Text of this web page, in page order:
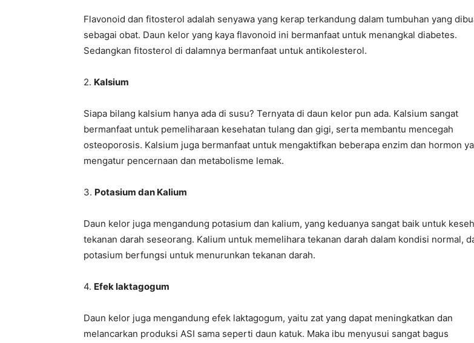
Flavonoid dan fitosterol adalah senyawa yang kerap terkandung dalam tumbuhan yang
sebagai obat. Daun kelor yang kaya flavonoid ini bermanfaat untuk menangkal diabetes.
Sedangkan fitosterol di dalamnya bermanfaat untuk antikolesterol.
2. Kalsium
Siapa bilang kalsium hanya ada di susu? Ternyata di daun kelor pun ada. Kalsium sangat
bermanfaat untuk pemeliharaan kesehatan tulang dan gigi, serta membantu mencegah
osteoporosis. Kalsium juga bermanfaat untuk mengaktifkan beberapa enzim dan hormon
mengatur pencernaan dan metabolisme lemak.
3. Potasium dan Kalium
Daun kelor juga mengandung potasium dan kalium, yang keduanya sangat baik untuk
tekanan darah seseorang. Kalium untuk memelihara tekanan darah dalam kondisi normal,
potasium berfungsi untuk menurunkan tekanan darah.
4. Efek laktagogum
Daun kelor juga mengandung efek laktagogum, yaitu zat yang dapat meningkatkan dan
melancarkan produksi ASI sama seperti daun katuk. Maka ibu menyusui sangat bagus